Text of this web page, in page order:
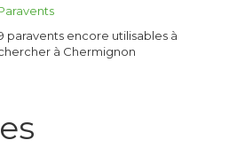
paravents encore utilisables à
à Chermignon